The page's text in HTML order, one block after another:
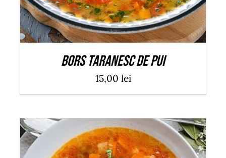
Bors taranesc de pui
15,00 lei